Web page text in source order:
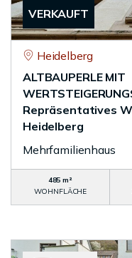
VERKAUFT
Heidelberg
ALTBAUPERLE MIT
Repräsentatives
Heidelberg
Mehrfamilienhaus
485 m²
WOHNFLÄCHE